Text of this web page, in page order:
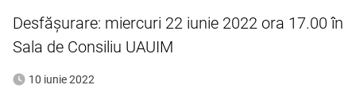
Desfășurare: miercuri 22 iunie 2022 ora 17.00 în
Sala de Consiliu UAUIM
10 iunie 2022